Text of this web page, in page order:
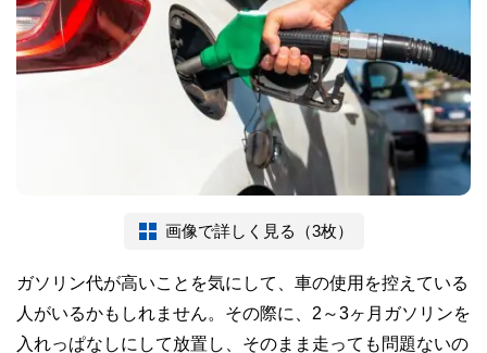
画像で詳しく見る（3枚）
ガソリン代が高いことを気にして、車の使用を控えている
人がいるかもしれません。その際に、2～3ヶ月ガソリンを
入れっぱなしにして放置し、そのまま走っても問題ないの